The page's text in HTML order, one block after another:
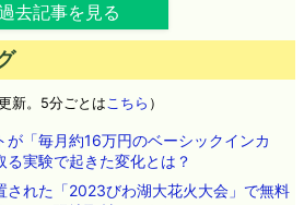
去記事を見る
新。5分ごとはこちら ）
が「毎月約16万円のベーシックインカ
る実験で起きた変化とは？
された「2023びわ湖大花火大会」で無料